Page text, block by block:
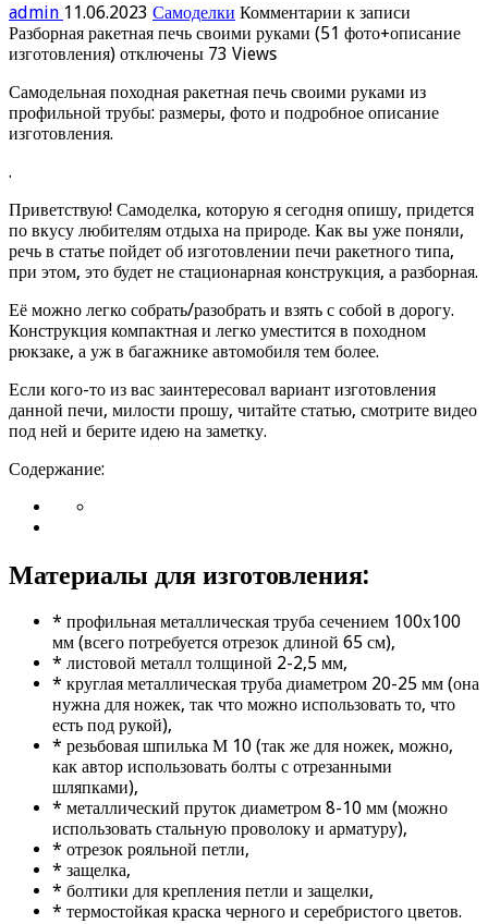
admin 11.06.2023 Самоделки Комментарии к записи
Разборная ракетная печь своими руками (51 фото+описание
изготовления) отключены 73 Views
Самодельная походная ракетная печь своими руками из
профильной трубы: размеры, фото и подробное описание
изготовления.
.
Приветствую! Самоделка, которую я сегодня опишу, придется
по вкусу любителям отдыха на природе. Как вы уже поняли,
речь в статье пойдет об изготовлении печи ракетного типа,
при этом, это будет не стационарная конструкция, а разборная.
Её можно легко собрать/разобрать и взять с собой в дорогу.
Конструкция компактная и легко уместится в походном
рюкзаке, а уж в багажнике автомобиля тем более.
Если кого-то из вас заинтересовал вариант изготовления
данной печи, милости прошу, читайте статью, смотрите видео
под ней и берите идею на заметку.
Содержание:
Материалы для изготовления:
* профильная металлическая труба сечением 100х100
мм (всего потребуется отрезок длиной 65 см),
* листовой металл толщиной 2-2,5 мм,
* круглая металлическая труба диаметром 20-25 мм (она
нужна для ножек, так что можно использовать то, что
есть под рукой),
* резьбовая шпилька М 10 (так же для ножек, можно,
как автор использовать болты с отрезанными
шляпками),
* металлический пруток диаметром 8-10 мм (можно
использовать стальную проволоку и арматуру),
* отрезок рояльной петли,
* защелка,
* болтики для крепления петли и защелки,
* термостойкая краска черного и серебристого цветов.